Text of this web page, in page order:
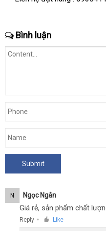
Bình luận
N Ngọc Ngân
Giá rẻ, sản phẩm chất
Reply ● Like